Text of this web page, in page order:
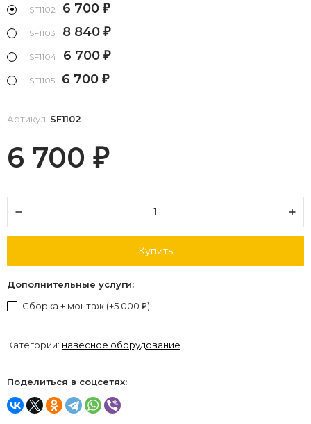
SF1102 6 700 ₽
SF1103 8 840 ₽
SF1104 6 700 ₽
SF1105 6 700 ₽
Артикул: SF1102
6 700 ₽
Купить
Дополнительные услуги:
Сборка + монтаж (+5 000 ₽)
Категории: навесное оборудование
Поделиться в соцсетях: